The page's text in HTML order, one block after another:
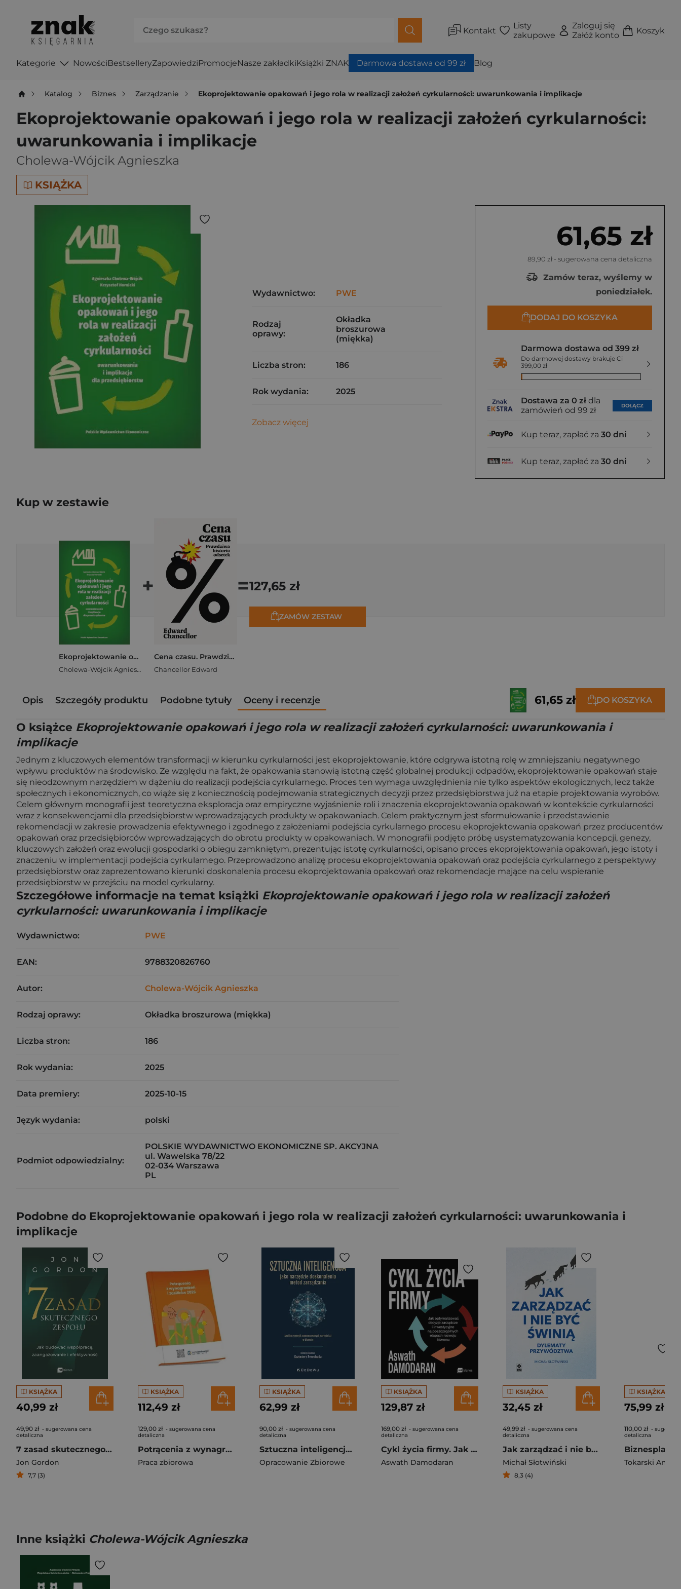
Kontakt
Listy
zakupowe
Zaloguj się
Załóż konto
Koszyk
Kategorie NowościBestselleryZapowiedziPromocjeNasze zakładkiKsiążki ZNAK Darmowa dostawa od 99 zł Blog
Katalog Biznes Zarządzanie Ekoprojektowanie opakowań i jego rola w realizacji założeń cyrkularności: uwarunkowania i implikacje
Ekoprojektowanie opakowań i jego rola w realizacji założeń cyrkularności:
uwarunkowania i implikacje
Cholewa-Wójcik Agnieszka
KSIĄŻKA
61,65 zł
89,90 zł - sugerowana cena detaliczna
Zamów teraz, wyślemy w
poniedziałek.
DODAJ DO KOSZYKA
Darmowa dostawa od 399 zł
Do darmowej dostawy brakuje Ci
399,00 zł
Dostawa za 0 zł dla
zamówień od 99 zł
DOŁĄCZ
Kup teraz, zapłać za 30 dni
Kup teraz, zapłać za 30 dni
Wydawnictwo: PWE
Rodzaj
oprawy:
Okładka
broszurowa
(miękka)
Liczba stron: 186
Rok wydania: 2025
Zobacz więcej
Kup w zestawie
Ekoprojektowanie opakowań i jego rola w realizacji założeń cyrkularności: uwarunkowania i implikacje
Cholewa-Wójcik Agnieszka
+
Cena czasu. Prawdziwa historia odsetek
Chancellor Edward
=127,65 zł
ZAMÓW ZESTAW
Opis Szczegóły produktu Podobne tytuły Oceny i recenzje 61,65 zł DO KOSZYKA
O książce Ekoprojektowanie opakowań i jego rola w realizacji założeń cyrkularności: uwarunkowania i
implikacje
Jednym z kluczowych elementów transformacji w kierunku cyrkularności jest ekoprojektowanie, które odgrywa istotną rolę w zmniejszaniu negatywnego
wpływu produktów na środowisko. Ze względu na fakt, że opakowania stanowią istotną część globalnej produkcji odpadów, ekoprojektowanie opakowań staje
się nieodzownym narzędziem w dążeniu do realizacji podejścia cyrkularnego. Proces ten wymaga uwzględnienia nie tylko aspektów ekologicznych, lecz także
społecznych i ekonomicznych, co wiąże się z koniecznością podejmowania strategicznych decyzji przez przedsiębiorstwa już na etapie projektowania wyrobów.
Celem głównym monografii jest teoretyczna eksploracja oraz empiryczne wyjaśnienie roli i znaczenia ekoprojektowania opakowań w kontekście cyrkularności
wraz z konsekwencjami dla przedsiębiorstw wprowadzających produkty w opakowaniach. Celem praktycznym jest sformułowanie i przedstawienie
rekomendacji w zakresie prowadzenia efektywnego i zgodnego z założeniami podejścia cyrkularnego procesu ekoprojektowania opakowań przez producentów
opakowań oraz przedsiębiorców wprowadzających do obrotu produkty w opakowaniach. W monografii podjęto próbę usystematyzowania koncepcji, genezy,
kluczowych założeń oraz ewolucji gospodarki o obiegu zamkniętym, prezentując istotę cyrkularności, opisano proces ekoprojektowania opakowań, jego istoty i
znaczeniu w implementacji podejścia cyrkularnego. Przeprowadzono analizę procesu ekoprojektowania opakowań oraz podejścia cyrkularnego z perspektywy
przedsiębiorstw oraz zaprezentowano kierunki doskonalenia procesu ekoprojektowania opakowań oraz rekomendacje mające na celu wspieranie
przedsiębiorstw w przejściu na model cyrkularny.
Szczegółowe informacje na temat książki Ekoprojektowanie opakowań i jego rola w realizacji założeń
cyrkularności: uwarunkowania i implikacje
Wydawnictwo: PWE
EAN: 9788320826760
Autor: Cholewa-Wójcik Agnieszka
Rodzaj oprawy: Okładka broszurowa (miękka)
Liczba stron: 186
Rok wydania: 2025
Data premiery: 2025-10-15
Język wydania: polski
Podmiot odpowiedzialny:
POLSKIE WYDAWNICTWO EKONOMICZNE SP. AKCYJNA
ul. Wawelska 78/22
02-034 Warszawa
PL
Podobne do Ekoprojektowanie opakowań i jego rola w realizacji założeń cyrkularności: uwarunkowania i
implikacje
KSIĄŻKA
40,99 zł
49,90 zł - sugerowana cena
detaliczna
7 zasad skutecznego zespołu. Jak budować współpracę, zaangażowanie i efektywność
Jon Gordon
7,7 (3)
KSIĄŻKA
112,49 zł
129,00 zł - sugerowana cena
detaliczna
Potrącenia z wynagrodzeń i zasiłków 2026
Praca zbiorowa
KSIĄŻKA
62,99 zł
90,00 zł - sugerowana cena
detaliczna
Sztuczna inteligencja jako narzędzie doskonalenia metod zarządzania
Opracowanie Zbiorowe
KSIĄŻKA
129,87 zł
169,00 zł - sugerowana cena
detaliczna
Cykl życia firmy. Jak optymalizować decyzje zarządcze i inwestycyjne na poszczególnych etapach rozwoju biznesu
Aswath Damodaran
KSIĄŻKA
32,45 zł
49,99 zł - sugerowana cena
detaliczna
Jak zarządzać i nie być świnią. Dylematy przywództwa
Michał Słotwiński
8,3 (4)
KSIĄŻKA
75,99 zł
110,00 zł -
detaliczna
Tokarski
Inne książki Cholewa-Wójcik Agnieszka